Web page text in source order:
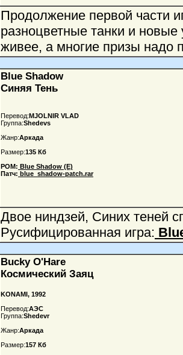
Продолжение первой части
разноцветные танки и новые
живее, а многие призы надо
Blue Shadow
Синяя Тень
Перевод:MJOLNIR VLAD
Группа:Shedevs
Жанр:Аркада
Размер:135 Кб
РОМ: Blue Shadow (E)
Патч: blue_shadow-patch.rar
Двое ниндзей, Синих теней
Русифицированная игра:
Bucky O'Hare
Космический Заяц
KONAMI, 1992
Перевод:АЭС
Группа:Shedevr
Жанр:Аркада
Размер:157 Кб